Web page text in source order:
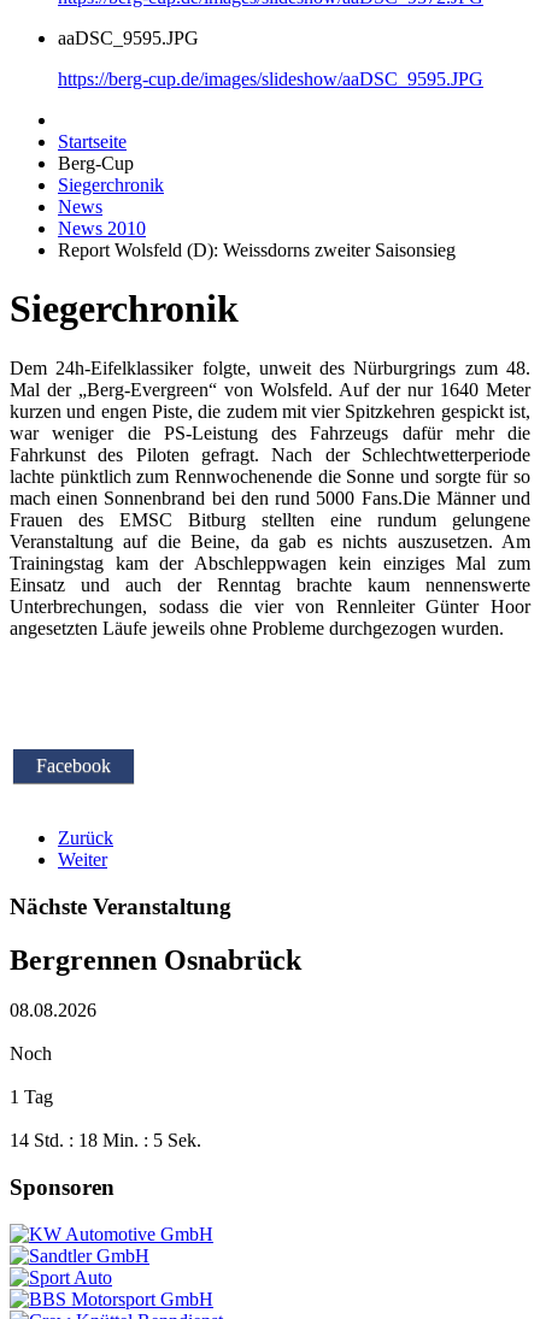
aaDSC_9595.JPG
https://berg-cup.de/images/slideshow/aaDSC_9595.JPG
Startseite
Berg-Cup
Siegerchronik
News
News 2010
Report Wolsfeld (D): Weissdorns zweiter Saisonsieg
Siegerchronik
Dem 24h-Eifelklassiker folgte, unweit des Nürburgrings zum 48.
Mal der „Berg-Evergreen“ von Wolsfeld. Auf der nur 1640 Meter
kurzen und engen Piste, die zudem mit vier Spitzkehren gespickt ist,
war weniger die PS-Leistung des Fahrzeugs dafür mehr die
Fahrkunst des Piloten gefragt. Nach der Schlechtwetterperiode
lachte pünktlich zum Rennwochenende die Sonne und sorgte für so
mach einen Sonnenbrand bei den rund 5000 Fans.Die Männer und
Frauen des EMSC Bitburg stellten eine rundum gelungene
Veranstaltung auf die Beine, da gab es nichts auszusetzen. Am
Trainingstag kam der Abschleppwagen kein einziges Mal zum
Einsatz und auch der Renntag brachte kaum nennenswerte
Unterbrechungen, sodass die vier von Rennleiter Günter Hoor
angesetzten Läufe jeweils ohne Probleme durchgezogen wurden.
Facebook
Zurück
Weiter
Nächste Veranstaltung
Bergrennen Osnabrück
08.08.2026
Noch
1 Tag
14 Std. : 18 Min. : 4 Sek.
Sponsoren